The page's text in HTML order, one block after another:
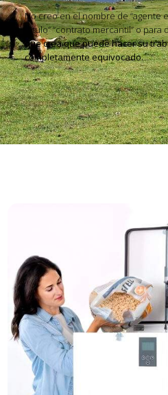
No creo en el nombre de “agente
“titulo” “contrato mercantil” o
que crea que puede hacer su
completamente equivocado.